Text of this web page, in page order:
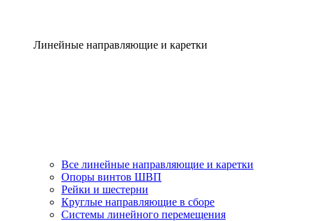
Линейные направляющие и каретки
Все линейные направляющие и каретки
Опоры винтов ШВП
Рейки и шестерни
Круглые направляющие в сборе
Системы линейного перемещения